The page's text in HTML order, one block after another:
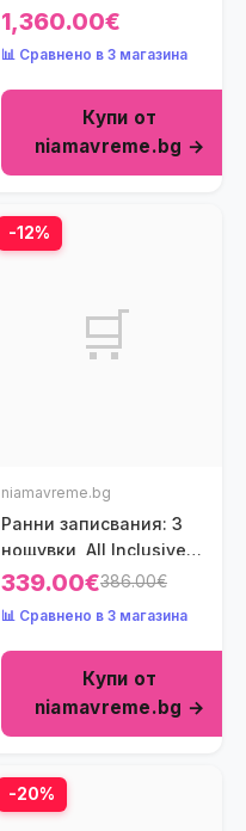
Кушадасъ, Турция
през Юли и Август!
Дете до 13.99г. -
безплатно!
1,360.00€
📊 Сравнено в 3 магазина
Купи от
niamavreme.bg →
-12%
🛒
niamavreme.bg
Ранни записвания: 3
нощувки, All Inclusive в
хотел Blue Lagoon
Халкидики, Гърция
през Септември! Дете
до 12.99г. - безплатно!
339.00€386.00€
📊 Сравнено в 3 магазина
Купи от
niamavreme.bg →
-20%